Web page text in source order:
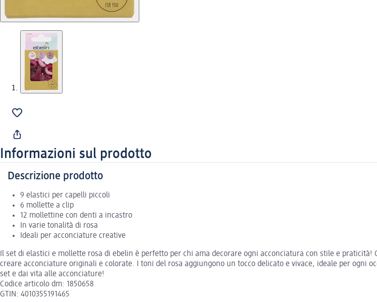
Informazioni sul prodotto
Descrizione prodotto
9 elastici per capelli piccoli
6 mollette a clip
12 mollettine con denti a incastro
In varie tonalità di rosa
Ideali per acconciature creative
Il set di elastici e mollette rosa di ebelin è perfetto per chi ama decorare ogni acconciatura con stile e
creare acconciature originali e colorate. I toni del rosa aggiungono un tocco delicato e vivace, ideale per ogni
set e dai vita alle acconciature!
Codice articolo dm: 1850658
GTIN: 4010355191465